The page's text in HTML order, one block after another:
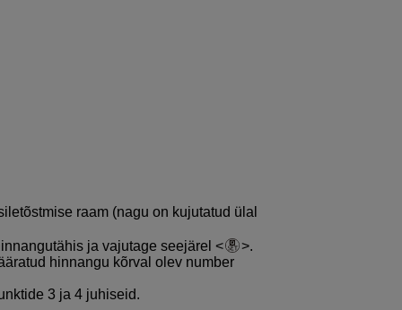
raam (nagu on kujutatud ülal
ja vajutage seejärel
.
hinnangu kõrval olev number
3 ja 4 juhiseid.